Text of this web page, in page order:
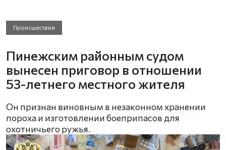
Происшествия
Пинежским районным судом
вынесен приговор в отношении
53-летнего местного жителя
Он признан виновным в незаконном хранении
пороха и изготовлении боеприпасов для
охотничьего ружья.